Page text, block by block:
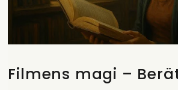
Filmens magi –